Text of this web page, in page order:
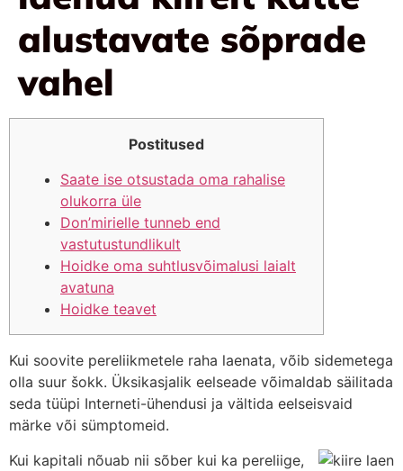
alustavate sõprade
vahel
Postitused
Saate ise otsustada oma rahalise
olukorra üle
Don’mirielle tunneb end
vastutustundlikult
Hoidke oma suhtlusvõimalusi laialt
avatuna
Hoidke teavet
Kui soovite pereliikmetele raha laenata, võib sidemetega
olla suur šokk. Üksikasjalik eelseade võimaldab säilitada
seda tüüpi Interneti-ühendusi ja vältida eelseisvaid
märke või sümptomeid.
Kui kapitali nõuab nii sõber kui ka pereliige,